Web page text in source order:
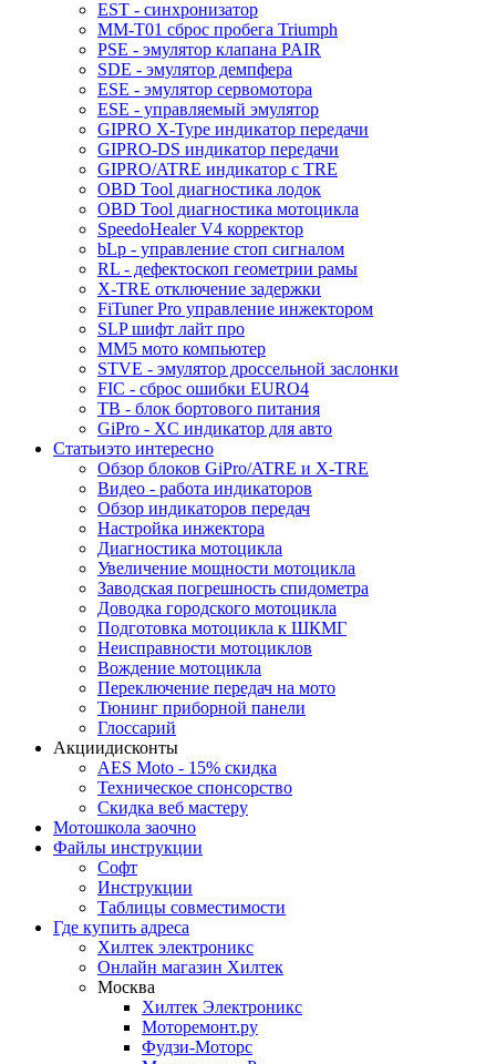
EST - синхронизатор
MM-T01 сброс пробега Triumph
PSE - эмулятор клапана PAIR
SDE - эмулятор демпфера
ESE - эмулятор сервомотора
ESE - управляемый эмулятор
GIPRO X-Type индикатор передачи
GIPRO-DS индикатор передачи
GIPRO/ATRE индикатор с TRE
OBD Tool диагностика лодок
OBD Tool диагностика мотоцикла
SpeedoHealer V4 корректор
bLp - управление стоп сигналом
RL - дефектоскоп геометрии рамы
X-TRE отключение задержки
FiTuner Pro управление инжектором
SLP шифт лайт про
MM5 мото компьютер
STVE - эмулятор дроссельной заслонки
FIC - сброс ошибки EURO4
TB - блок бортового питания
GiPro - XC индикатор для авто
Статьиэто интересно
Обзор блоков GiPro/ATRE и X-TRE
Видео - работа индикаторов
Обзор индикаторов передач
Настройка инжектора
Диагноcтика мотоцикла
Увеличение мощности мотоцикла
Заводская погрешность спидометра
Доводка городского мотоцикла
Подготовка мотоцикла к ШКМГ
Неисправности мотоциклов
Вождение мотоцикла
Переключение передач на мото
Тюнинг приборной панели
Глоссарий
Акциидисконты
AES Moto - 15% скидка
Техническое спонсорство
Скидка веб мастеру
Мотошкола заочно
Файлы инструкции
Софт
Инструкции
Таблицы совместимости
Где купить адреса
Хилтек электроникс
Онлайн магазин Хилтек
Москва
Хилтек Электроникс
Моторемонт.ру
Фудзи-Моторс